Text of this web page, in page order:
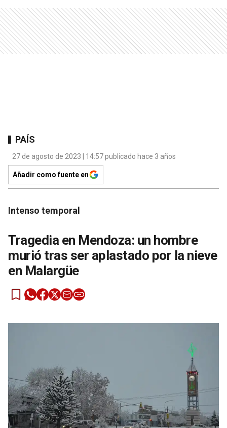
PAÍS
27 de agosto de 2023 | 14:57 publicado hace 3 años
Añadir como fuente en
Intenso temporal
Tragedia en Mendoza: un hombre
murió tras ser aplastado por la nieve
en Malargüe